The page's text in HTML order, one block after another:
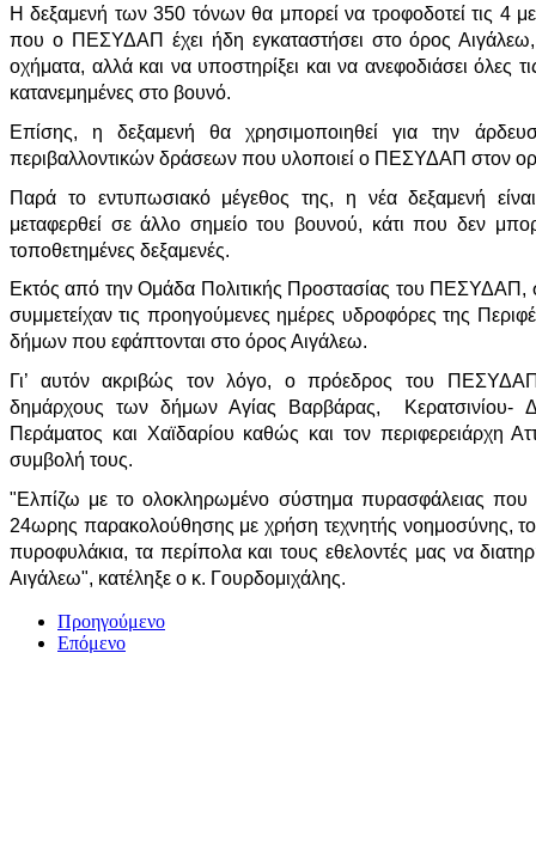
Η δεξαμενή των 350 τόνων θα μπορεί να τροφοδοτεί τις 4
που ο ΠΕΣΥΔΑΠ έχει ήδη εγκαταστήσει στο όρος
οχήματα, αλλά και να υποστηρίξει και να ανεφοδιάσει όλες
κατανεμημένες στο βουνό.
Επίσης, η δεξαμενή θα χρησιμοποιηθεί για την
περιβαλλοντικών δράσεων που υλοποιεί ο ΠΕΣΥΔΑΠ στον
Παρά το εντυπωσιακό μέγεθος της, η νέα δεξαμενή
μεταφερθεί σε άλλο σημείο του βουνού, κάτι που δεν
τοποθετημένες δεξαμενές.
Εκτός από την Ομάδα Πολιτικής Προστασίας του ΠΕΣΥΔΑΠ,
συμμετείχαν τις προηγούμενες ημέρες υδροφόρες της
δήμων που εφάπτονται στο όρος Αιγάλεω.
Γι’ αυτόν ακριβώς τον λόγο, ο πρόεδρος του ΠΕΣΥΔΑΠ
δημάρχους των δήμων Αγίας Βαρβάρας, Κερατσινίου-
Περάματος και Χαϊδαρίου καθώς και τον περιφερειάρχη
συμβολή τους.
"Ελπίζω με το ολοκληρωμένο σύστημα πυρασφάλειας
24ωρης παρακολούθησης με χρήση τεχνητής νοημοσύνης, το
πυροφυλάκια, τα περίπολα και τους εθελοντές μας να
Αιγάλεω", κατέληξε ο κ. Γουρδομιχάλης.
Προηγούμενο
Επόμενο